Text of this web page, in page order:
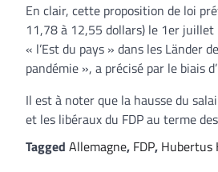
En clair, cette proposition de loi
11,78 à 12,55 dollars) le 1er juillet
« l’Est du pays » dans les Länder
pandémie », a précisé par le biais
Il est à noter que la hausse du
et les libéraux du FDP au terme
Tagged Allemagne, FDP, Hubertus